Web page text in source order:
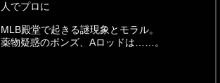
人でプロに
MLB殿堂で起きる謎現象とモラル。
薬物疑惑のボンズ、Aロッドは……。